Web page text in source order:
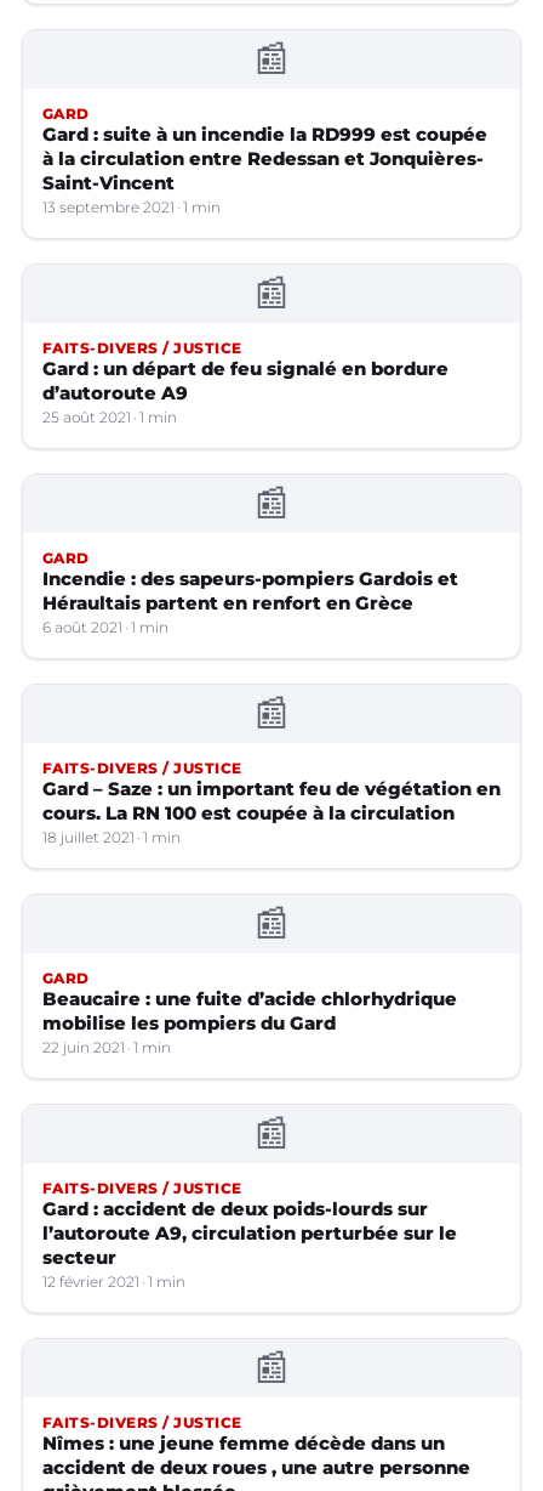
📰
GARD
Gard : suite à un incendie la RD999 est coupée
à la circulation entre Redessan et Jonquières-
Saint-Vincent
13 septembre 2021 1 min
📰
FAITS-DIVERS / JUSTICE
Gard : un départ de feu signalé en bordure
d’autoroute A9
25 août 2021 1 min
📰
GARD
Incendie : des sapeurs-pompiers Gardois et
Héraultais partent en renfort en Grèce
6 août 2021 1 min
📰
FAITS-DIVERS / JUSTICE
Gard – Saze : un important feu de végétation en
cours. La RN 100 est coupée à la circulation
18 juillet 2021 1 min
📰
GARD
Beaucaire : une fuite d’acide chlorhydrique
mobilise les pompiers du Gard
22 juin 2021 1 min
📰
FAITS-DIVERS / JUSTICE
Gard : accident de deux poids-lourds sur
l’autoroute A9, circulation perturbée sur le
secteur
12 février 2021 1 min
📰
FAITS-DIVERS / JUSTICE
Nîmes : une jeune femme décède dans un
accident de deux roues , une autre personne